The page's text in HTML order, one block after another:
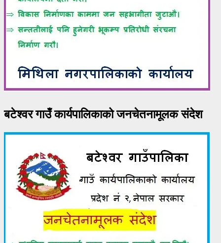
बटेश्वर गाउँ कार्यपालिकाको जनचेतनामूलक संदेश